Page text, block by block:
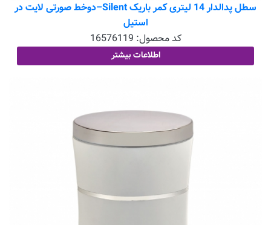
سطل پدالدار 14 لیتری کمر باریک Silent–دوخط صورتی لایت در
استیل
کد محصول: 16576119
اطلاعات بیشتر